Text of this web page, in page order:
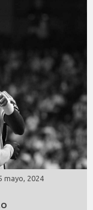
mayo, 2024